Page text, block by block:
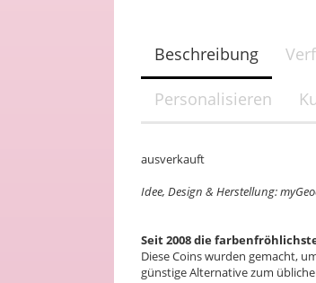
Beschreibung
Personalisieren
ausverkauft
Idee, Design & Herstellung:
Seit 2008 die
Diese Coins wurden gemacht,
günstige Alternative zum